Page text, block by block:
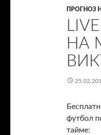
ПРОГНОЗ
НА
футбол
тайме: